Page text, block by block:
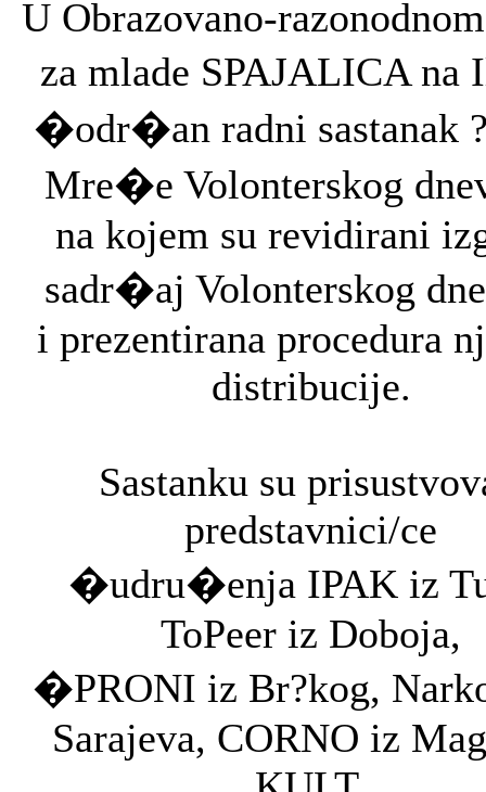
U Obrazovano-
za mlade SPAJALICA
�odr�an radni sastanak
Mre�e Volonterskog
na kojem su revidirani
sadr�aj Volonterskog
i prezentirana procedura
distribucije.
Sastanku su
predstavnici/ce
�udru�enja IPAK iz
ToPeer iz Doboja,
�PRONI iz Br?kog,
Sarajeva, CORNO iz